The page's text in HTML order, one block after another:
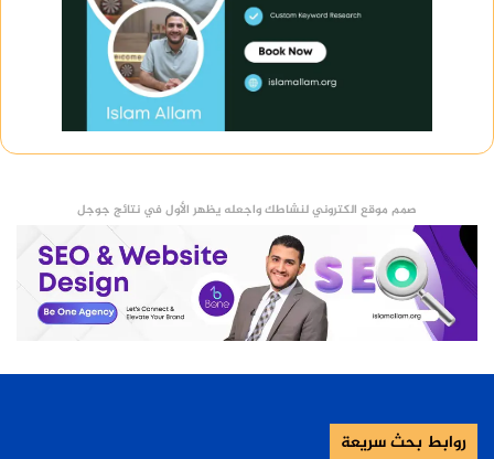
صمم موقع الكتروني لنشاطك واجعله يظهر الأول في نتائج جوجل
روابط بحث سريعة